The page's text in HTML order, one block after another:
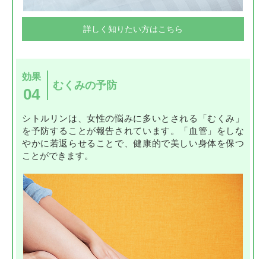
詳しく知りたい方はこちら
効果
04 むくみの予防
シトルリンは、女性の悩みに多いとされる「むくみ」
を予防することが報告されています。「血管」をしな
やかに若返らせることで、健康的で美しい身体を保つ
ことができます。